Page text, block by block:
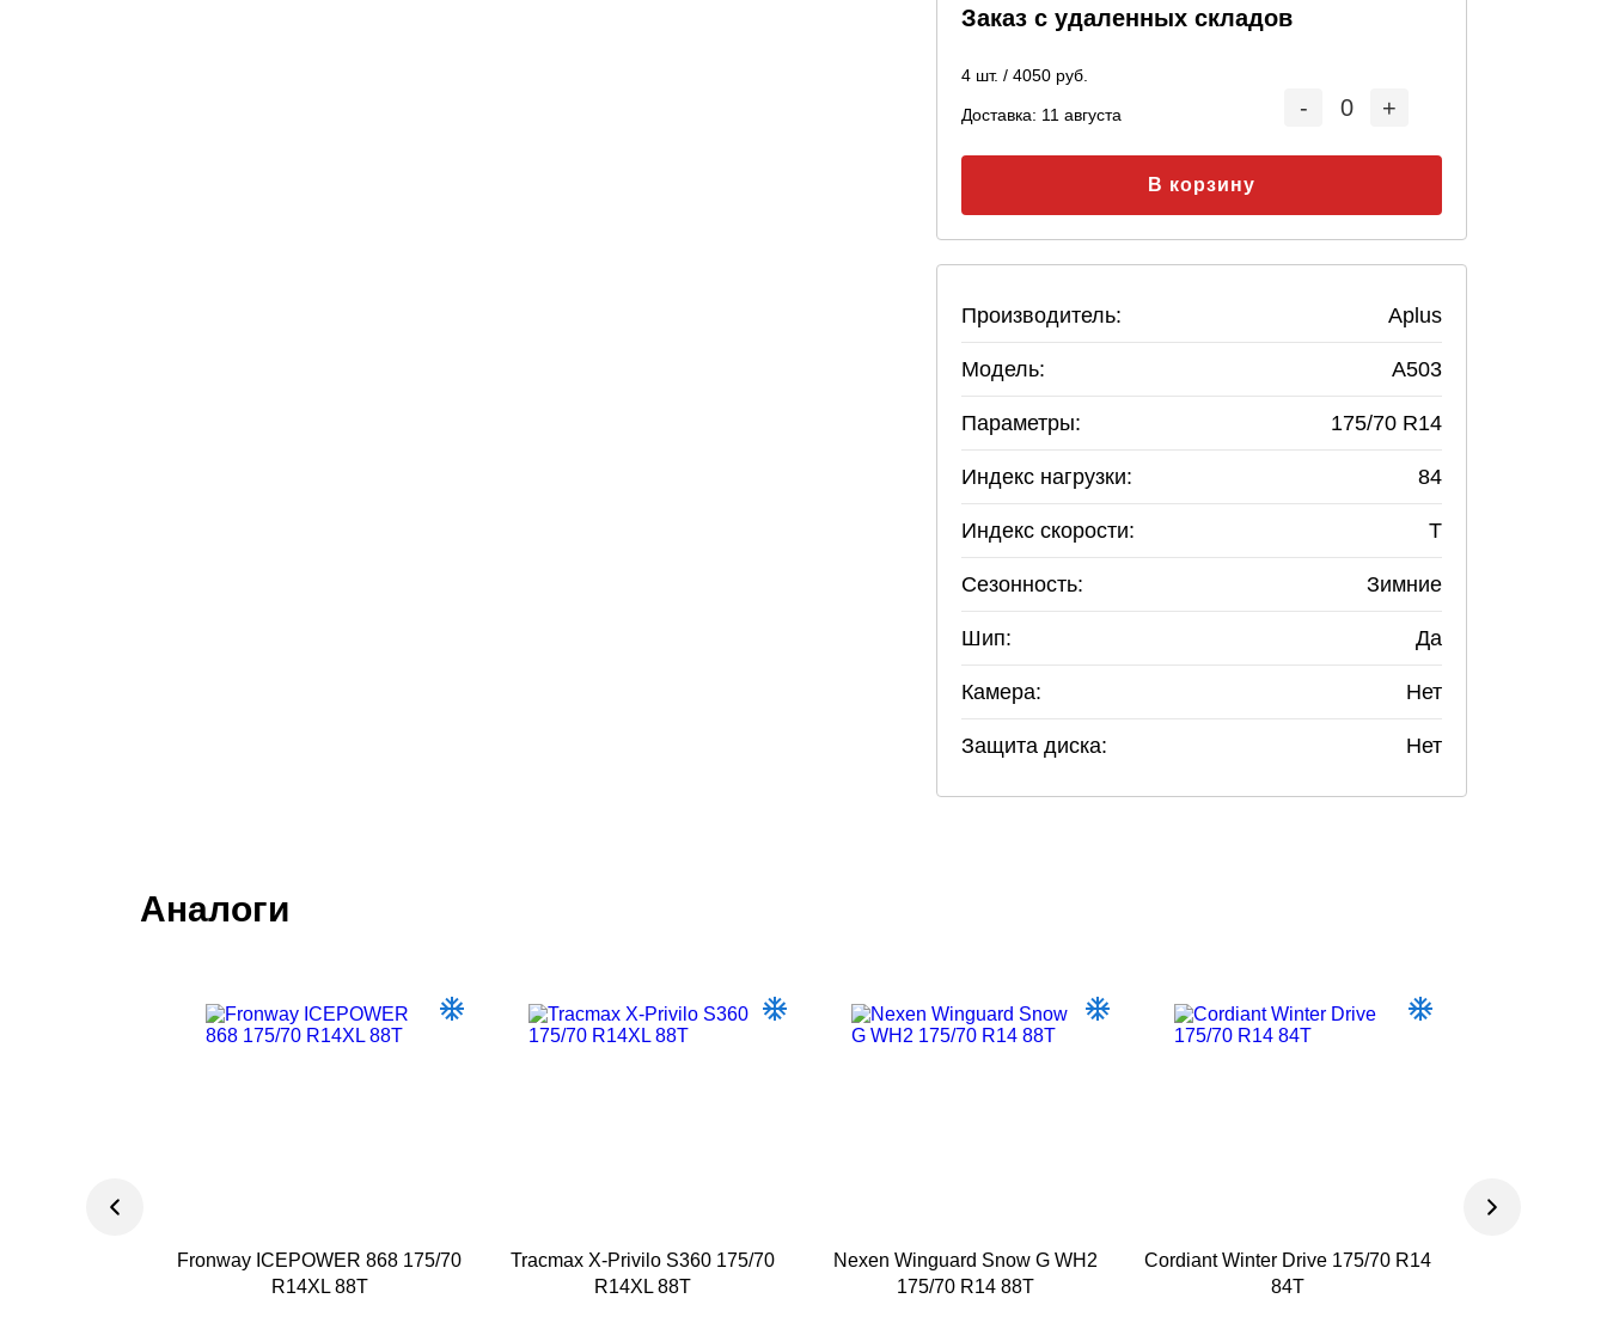
Заказ с удаленных складов
4 шт. / 4050 руб.
Доставка: 11 августа - 0 +
В корзину
Производитель: Aplus
Модель: A503
Параметры: 175/70 R14
Индекс нагрузки: 84
Индекс скорости: T
Сезонность: Зимние
Шип: Да
Камера: Нет
Защита диска: Нет
Аналоги
Fronway ICEPOWER 868 175/70
R14XL 88T
Tracmax X-Privilo S360 175/70
R14XL 88T
Nexen Winguard Snow G WH2
175/70 R14 88T
Cordiant Winter Drive 175/70 R14
84T